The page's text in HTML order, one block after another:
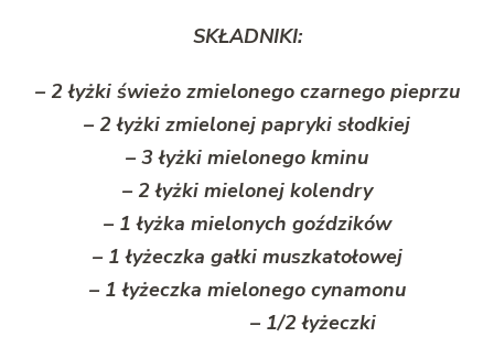
SKŁADNIKI:
– 2 łyżki świeżo zmielonego czarnego pieprzu
– 2 łyżki zmielonej papryki słodkiej
– 3 łyżki mielonego kminu
– 2 łyżki mielonej kolendry
– 1 łyżka mielonych goździków
– 1 łyżeczka gałki muszkatołowej
– 1 łyżeczka mielonego cynamonu
– 1/2 łyżeczki